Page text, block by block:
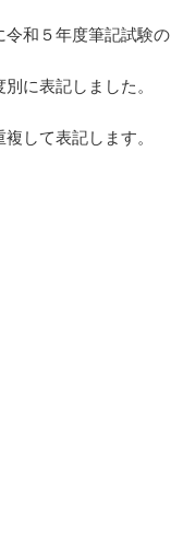
和５年度筆記試験の
に表記しました。
して表記します。